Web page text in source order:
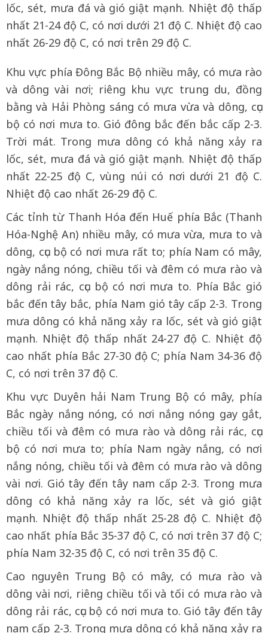
lốc, sét, mưa đá và gió giật mạnh. Nhiệt độ thấp
nhất 21-24 độ C, có nơi dưới 21 độ C. Nhiệt độ cao
nhất 26-29 độ C, có nơi trên 29 độ C.
Khu vực phía Đông Bắc Bộ nhiều mây, có mưa rào
và dông vài nơi; riêng khu vực trung du, đồng
bằng và Hải Phòng sáng có mưa vừa và dông, cục
bộ có nơi mưa to. Gió đông bắc đến bắc cấp 2-3.
Trời mát. Trong mưa dông có khả năng xảy ra
lốc, sét, mưa đá và gió giật mạnh. Nhiệt độ thấp
nhất 22-25 độ C, vùng núi có nơi dưới 21 độ C.
Nhiệt độ cao nhất 26-29 độ C.
Các tỉnh từ Thanh Hóa đến Huế phía Bắc (Thanh
Hóa-Nghệ An) nhiều mây, có mưa vừa, mưa to và
dông, cục bộ có nơi mưa rất to; phía Nam có mây,
ngày nắng nóng, chiều tối và đêm có mưa rào và
dông rải rác, cục bộ có nơi mưa to. Phía Bắc gió
bắc đến tây bắc, phía Nam gió tây cấp 2-3. Trong
mưa dông có khả năng xảy ra lốc, sét và gió giật
mạnh. Nhiệt độ thấp nhất 24-27 độ C. Nhiệt độ
cao nhất phía Bắc 27-30 độ C; phía Nam 34-36 độ
C, có nơi trên 37 độ C.
Khu vực Duyên hải Nam Trung Bộ có mây, phía
Bắc ngày nắng nóng, có nơi nắng nóng gay gắt,
chiều tối và đêm có mưa rào và dông rải rác, cục
bộ có nơi mưa to; phía Nam ngày nắng, có nơi
nắng nóng, chiều tối và đêm có mưa rào và dông
vài nơi. Gió tây đến tây nam cấp 2-3. Trong mưa
dông có khả năng xảy ra lốc, sét và gió giật
mạnh. Nhiệt độ thấp nhất 25-28 độ C. Nhiệt độ
cao nhất phía Bắc 35-37 độ C, có nơi trên 37 độ C;
phía Nam 32-35 độ C, có nơi trên 35 độ C.
Cao nguyên Trung Bộ có mây, có mưa rào và
dông vài nơi, riêng chiều tối và tối có mưa rào và
dông rải rác, cục bộ có nơi mưa to. Gió tây đến tây
nam cấp 2-3. Trong mưa dông có khả năng xảy ra